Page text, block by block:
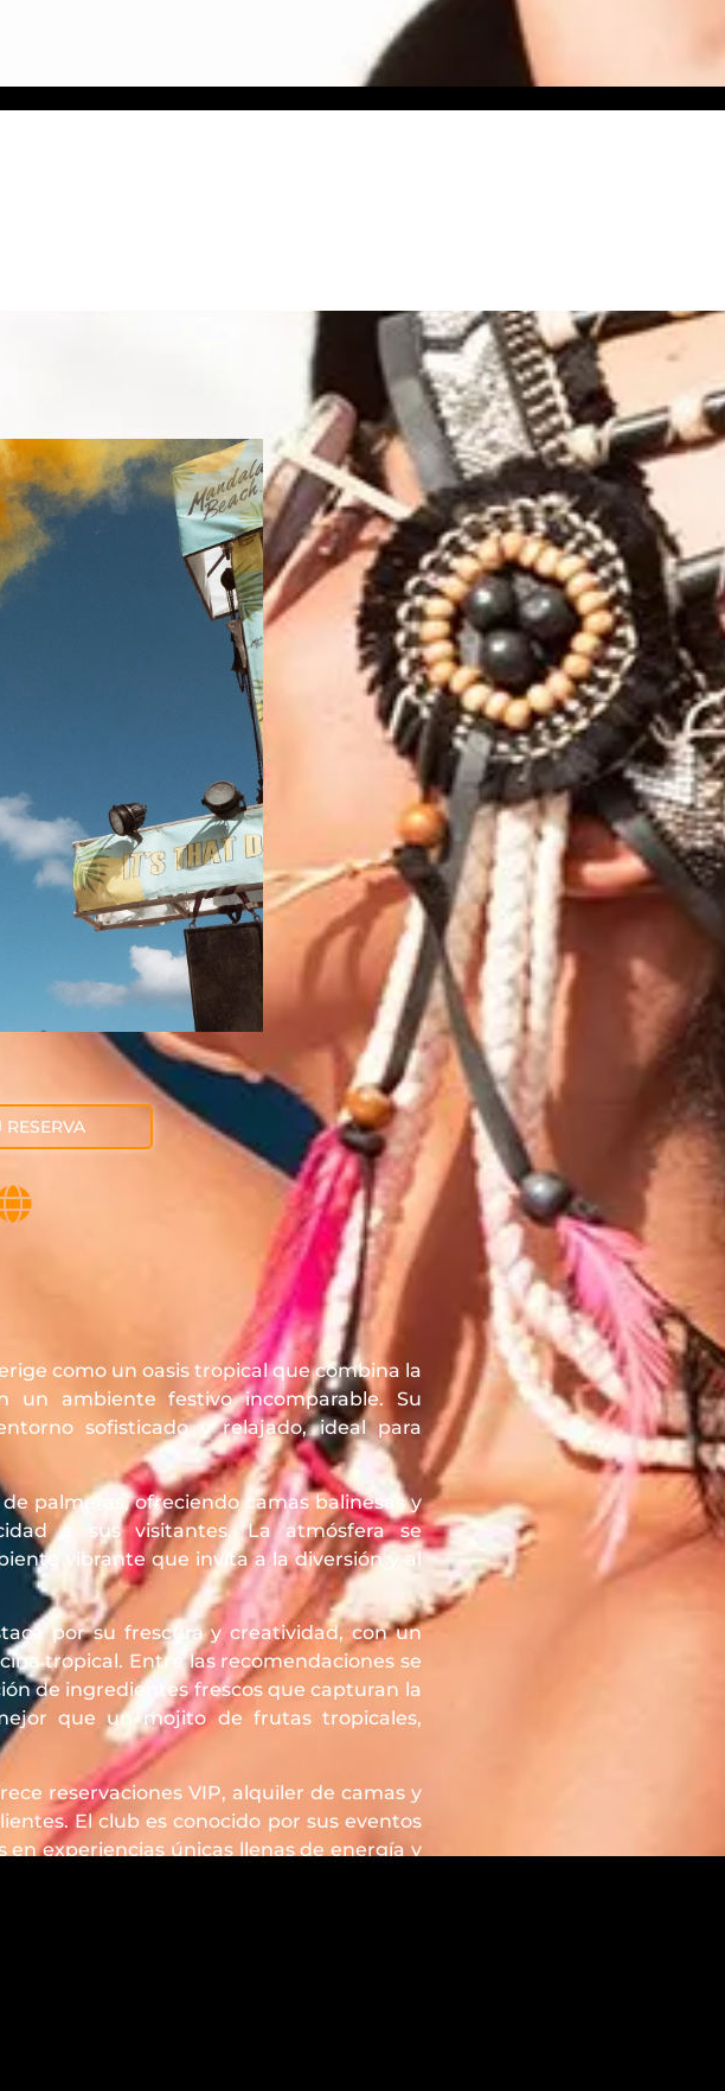
RESERVA
como un oasis tropical que combina la
ambiente festivo incomparable. Su
sofisticado y relajado, ideal para
palmeras, ofreciendo camas balinesas y
a sus visitantes. La atmósfera se
vibrante que invita a la diversión y al
por su frescura y creatividad, con un
tropical. Entre las recomendaciones se
de ingredientes frescos que capturan la
que un mojito de frutas tropicales,
reservaciones VIP, alquiler de camas y
El club es conocido por sus eventos
experiencias únicas llenas de energía y